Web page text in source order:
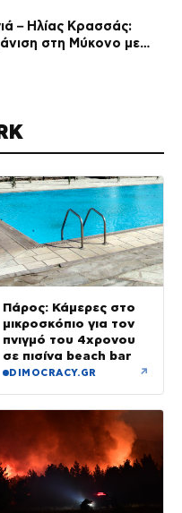
– Ηλίας Κρασσάς:
στη Μύκονο με
Πάρος: Κάμερες στο
μικροσκόπιο για τον
πνιγμό του 4χρονου
σε πισίνα beach bar
DIMOCRACY.GR ↗